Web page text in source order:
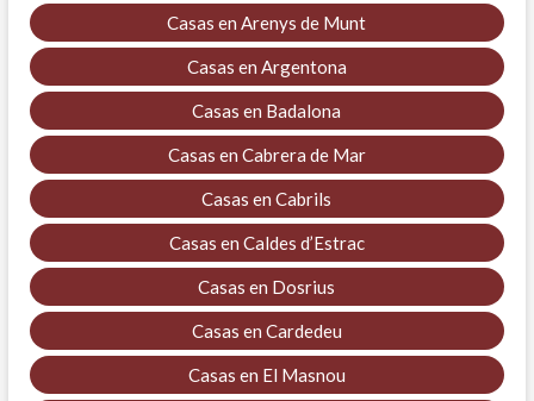
Casas en Arenys de Munt
Casas en Argentona
Casas en Badalona
Casas en Cabrera de Mar
Casas en Cabrils
Casas en Caldes d’Estrac
Casas en Dosrius
Casas en Cardedeu
Casas en El Masnou